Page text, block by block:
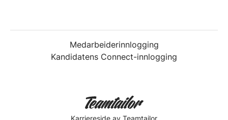
Medarbeiderinnlogging
Kandidatens Connect-innlogging
Karriereside av Teamtailor